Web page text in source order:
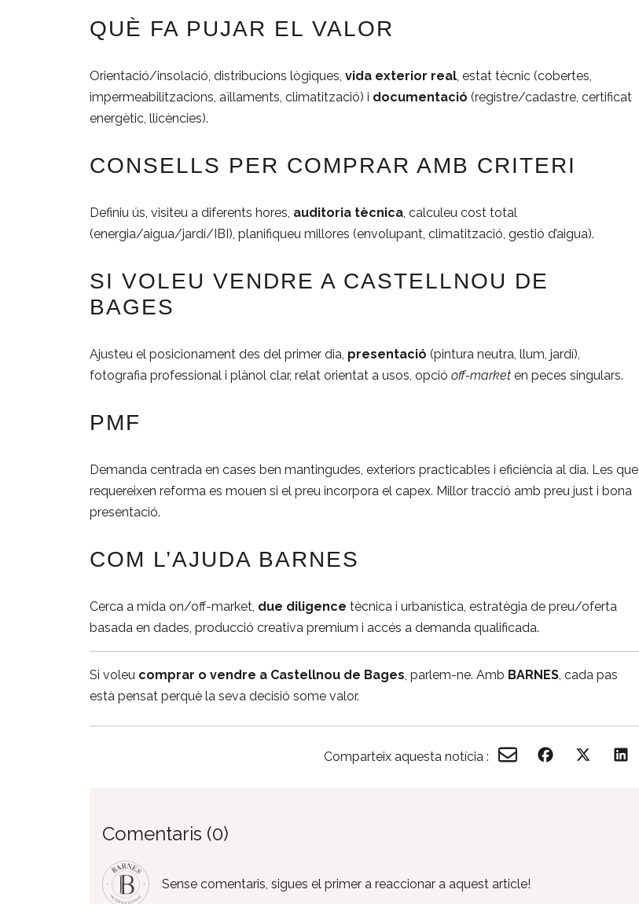
QUÈ FA PUJAR EL VALOR
Orientació/insolació, distribucions lògiques, vida exterior real , estat tècnic (cobertes,
impermeabilitzacions, aïllaments, climatització) i documentació (registre/cadastre, certificat
energètic, llicències).
CONSELLS PER COMPRAR AMB CRITERI
Definiu ús, visiteu a diferents hores, auditoria tècnica , calculeu cost total
(energia/aigua/jardí/IBI), planifiqueu millores (envolupant, climatització, gestió d’aigua).
SI VOLEU VENDRE A CASTELLNOU DE
BAGES
Ajusteu el posicionament des del primer dia, presentació (pintura neutra, llum, jardí),
fotografia professional i plànol clar, relat orientat a usos, opció off-market en peces singulars.
PMF
Demanda centrada en cases ben mantingudes, exteriors practicables i eficiència al dia. Les que
requereixen reforma es mouen si el preu incorpora el capex. Millor tracció amb preu just i bona
presentació.
COM L’AJUDA BARNES
Cerca a mida on/off-market, due diligence tècnica i urbanística, estratègia de preu/oferta
basada en dades, producció creativa premium i accés a demanda qualificada.
Si voleu comprar o vendre a Castellnou de Bages , parlem-ne. Amb BARNES , cada pas
està pensat perquè la seva decisió some valor.
Comparteix aquesta notícia :
Comentaris (0)
Sense comentaris, sigues el primer a reaccionar a aquest article!